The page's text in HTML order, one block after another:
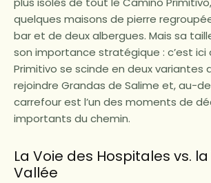
quelques maisons de pierre
bar et de deux albergues. Mais sa
son importance stratégique : c’est ici
Primitivo se scinde en deux variantes
rejoindre Grandas de Salime et, au-
carrefour est l’un des moments de
importants du chemin.
La Voie des Hospitales vs.
Vallée